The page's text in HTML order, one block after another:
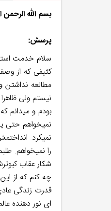
بسم الله الرحمن
پرسش:
سلام خدمت
مطالعه نداشتن
نیستم ولی
بودم و میدانم
نمیخواهم حتی
نمیکرد.
را نمیخواهم.
شکار عقاب
چه کنم که از
قدرت زندگی
ای نور دهنده